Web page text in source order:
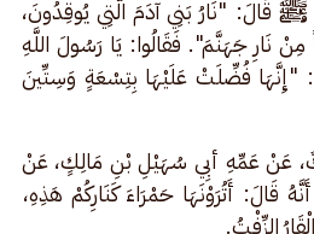
ﷺ قَالَ: "نَارُ بَنِي آدَمَ الَّتِي يُوقِدُونَ،
نَارِ جَهَنَّمَ". فَقَالُوا: يَا رَسُولَ اللَّهِ
"إِنَّهَا فُضِّلَتْ عَلَيْهَا بِتِسْعَةٍ وَسِتِّينَ
عَنْ عَمِّهِ أبِي سُهَيْلِ بْنِ مَالِكٍ، عَنْ
قَالَ: أَتُرَوْنَهَا حَمْرَاءَ كَنَارِكُمْ هَذِهِ،
الزِّفْتُ.